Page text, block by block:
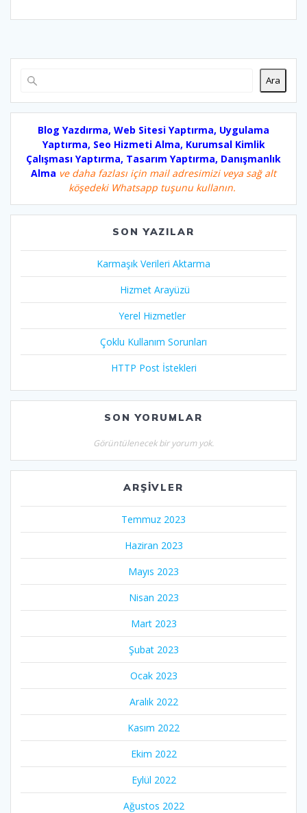
Ara
Blog Yazdırma, Web Sitesi Yaptırma, Uygulama
Yaptırma, Seo Hizmeti Alma, Kurumsal Kimlik
Çalışması Yaptırma, Tasarım Yaptırma, Danışmanlık
Alma ve daha fazlası için mail adresimizi veya sağ alt
köşedeki Whatsapp tuşunu kullanın.
SON YAZILAR
Karmaşık Verileri Aktarma
Hizmet Arayüzü
Yerel Hizmetler
Çoklu Kullanım Sorunları
HTTP Post İstekleri
SON YORUMLAR
Görüntülenecek bir yorum yok.
ARŞIVLER
Temmuz 2023
Haziran 2023
Mayıs 2023
Nisan 2023
Mart 2023
Şubat 2023
Ocak 2023
Aralık 2022
Kasım 2022
Ekim 2022
Eylül 2022
Ağustos 2022